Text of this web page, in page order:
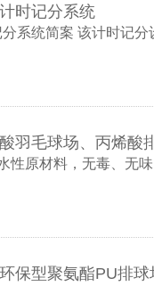
时记分系统
系统简案 该计时记
羽毛球场、丙烯酸
性原材料，无毒、无
保型聚氨酯PU排